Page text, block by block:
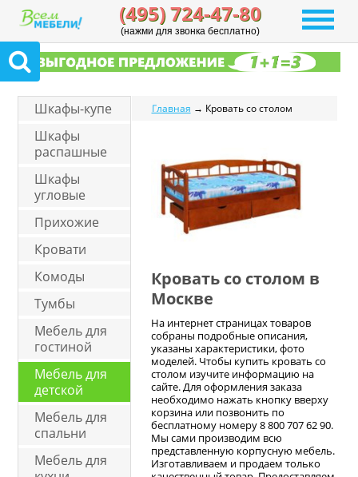
(495) 724-47-80
(нажми для звонка бесплатно)
Шкафы-купе
Шкафы
распашные
Шкафы
угловые
Прихожие
Кровати
Комоды
Тумбы
Мебель для
гостиной
Мебель для
детской
Мебель для
спальни
Мебель для
Главная → Кровать со столом
Кровать со столом в
Москве
На интернет страницах товаров
собраны подробные описания,
указаны характеристики, фото
моделей. Чтобы купить кровать со
столом изучите информацию на
сайте. Для оформления заказа
необходимо нажать кнопку вверху
корзина или позвонить по
бесплатному номеру 8 800 707 62 90.
Мы сами производим всю
представленную корпусную мебель.
Изготавливаем и продаем только